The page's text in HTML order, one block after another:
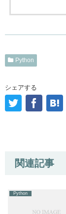
Python
シェアする
関連記事
Python